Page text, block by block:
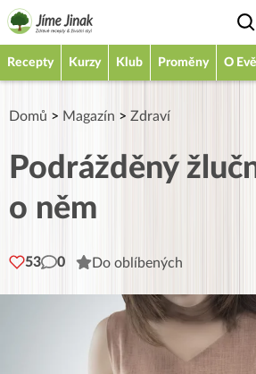
Recepty Kurzy Klub Proměny O Evě
Domů > Magazín > Zdraví
Podrážděný
o něm
53 0 Do oblíbených